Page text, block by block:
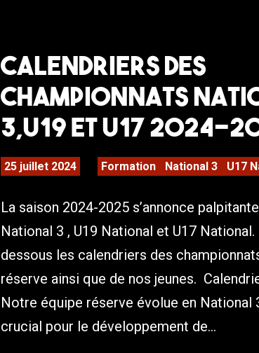
Calendriers des
Championnats
3,U19 et U17 2024-
25 juillet 2024 Formation National 3 U17
La saison 2024-2025 s’annonce
National 3 , U19 National et U17
dessous les calendriers des
réserve ainsi que de nos jeunes.
Notre équipe réserve évolue en National
crucial pour le développement de...